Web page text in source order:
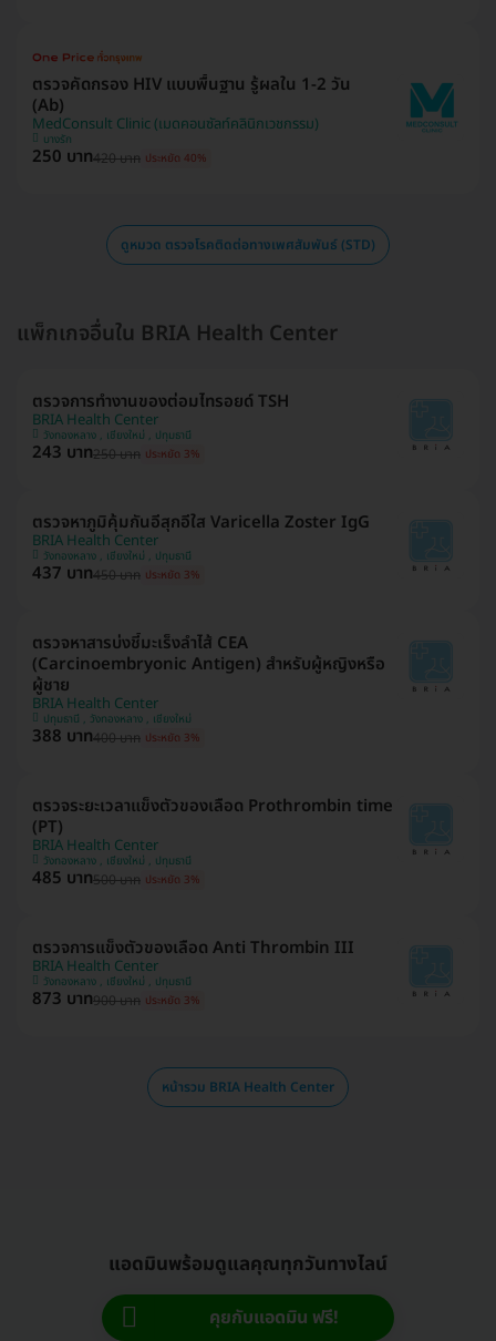
ตรวจคัดกรอง HIV แบบพื้นฐาน รู้ผลใน 1-2 วัน
(Ab)
MedConsult Clinic (เมดคอนซัลท์คลินิกเวชกรรม)
บางรัก
250 บาท420 บาท ประหยัด 40%
ดูหมวด ตรวจโรคติดต่อทางเพศสัมพันธ์ (STD)
แพ็กเกจอื่นใน BRIA Health Center
ตรวจการทำงานของต่อมไทรอยด์ TSH
BRIA Health Center
วังทองหลาง , เชียงใหม่ , ปทุมธานี
243 บาท250 บาท ประหยัด 3%
ตรวจหาภูมิคุ้มกันอีสุกอีใส Varicella Zoster IgG
BRIA Health Center
วังทองหลาง , เชียงใหม่ , ปทุมธานี
437 บาท450 บาท ประหยัด 3%
ตรวจหาสารบ่งชี้มะเร็งลำไส้ CEA
(Carcinoembryonic Antigen) สำหรับผู้หญิงหรือ
ผู้ชาย
BRIA Health Center
ปทุมธานี , วังทองหลาง , เชียงใหม่
388 บาท400 บาท ประหยัด 3%
ตรวจระยะเวลาแข็งตัวของเลือด Prothrombin time
(PT)
BRIA Health Center
วังทองหลาง , เชียงใหม่ , ปทุมธานี
485 บาท500 บาท ประหยัด 3%
ตรวจการแข็งตัวของเลือด Anti Thrombin III
BRIA Health Center
วังทองหลาง , เชียงใหม่ , ปทุมธานี
873 บาท900 บาท ประหยัด 3%
หน้ารวม BRIA Health Center
แอดมินพร้อมดูแลคุณทุกวันทางไลน์
คุยกับแอดมิน ฟรี!